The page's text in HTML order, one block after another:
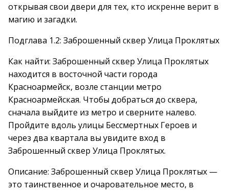
открывая свои двери для тех, кто искренне верит в
магию и загадки.
Подглава 1.2: Заброшенный сквер Улица Проклятых
Как найти: Заброшенный сквер Улица Проклятых
находится в восточной части города
Красноармейск, возле станции метро
Красноармейская. Чтобы добраться до сквера,
сначала выйдите из метро и сверните налево.
Пройдите вдоль улицы Бессмертных Героев и
через два квартала вы увидите вход в
Заброшенный сквер Улица Проклятых.
Описание: Заброшенный сквер Улица Проклятых —
это таинственное и очаровательное место, в